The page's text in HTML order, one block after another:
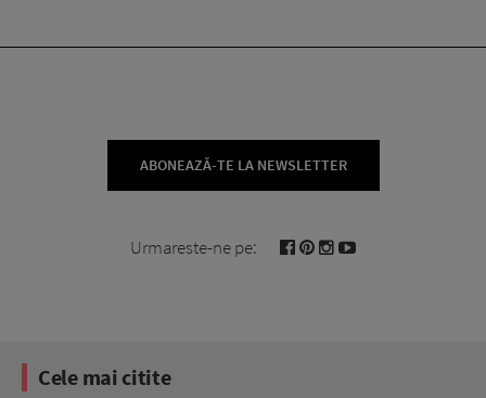
ABONEAZĂ-TE LA NEWSLETTER
Urmareste-ne pe:
Cele mai citite